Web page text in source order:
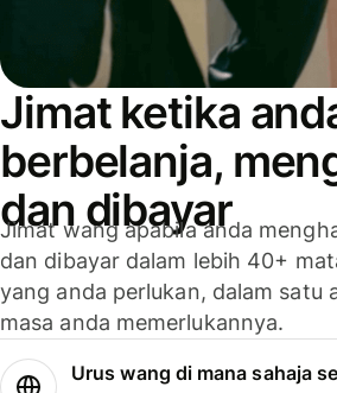
Jimat ketika
berbelanja,
dan dibayar
Jimat wang apabila anda
dan dibayar dalam lebih 40+
yang anda perlukan, dalam satu
masa anda memerlukannya.
Urus wang di mana sahaja